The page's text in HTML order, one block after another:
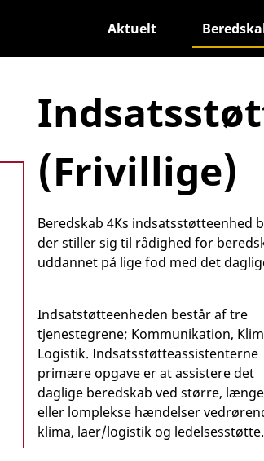
Aktuelt
(Frivillige)
Beredskab 4Ks
der stiller sig til rådighed for
uddannet på lige fod med det
Indsatstøtteenheden består af tre
tjenestegrene; Kommunikation,
Logistik. Indsatsstøtteassistenterne
primære opgave er at assistere det
daglige beredskab ved større,
eller lomplekse hændelser
klima, laer/logistik og ledelsesstøtte.